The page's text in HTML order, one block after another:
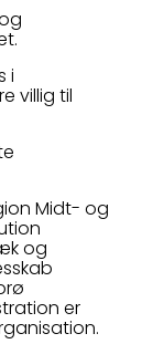
i
villig til
Midt- og
og
er